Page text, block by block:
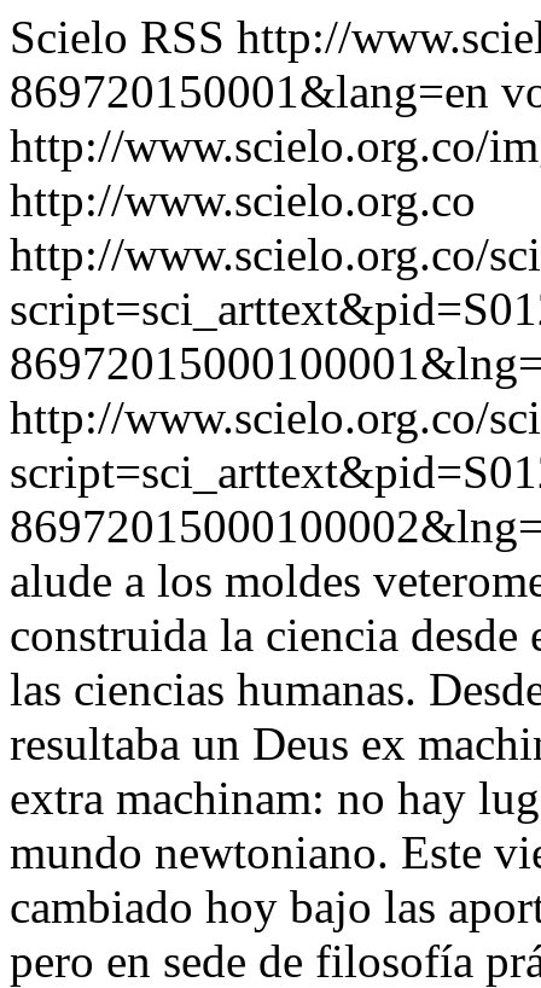
Scielo RSS http://
869720150001&lang=en
http://www.scielo.org.co/
http://www.scielo.org.co
http://www.scielo.org.co/
http://www.scielo.org.co/
alude a los moldes
construida la ciencia
las ciencias humanas.
resultaba un Deus ex
extra machinam: no hay
mundo newtoniano. Este
cambiado hoy bajo las
pero en sede de filosofía